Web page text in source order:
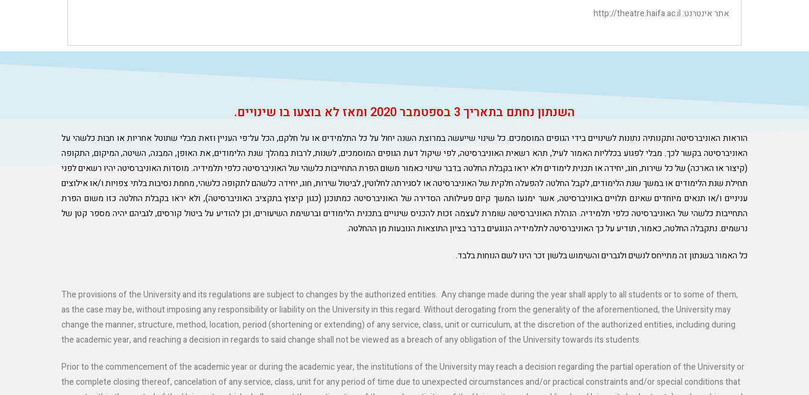
אתר אינטרנט: http://theatre.haifa.ac.il
השנתון נחתם בתאריך 3 בספטמבר 2020 ומאז לא בוצעו בו שינויים.
הוראות האוניברסיטה ותקנותיה נתונות לשינויים בידי הגופים המוסמכים. כל שינוי שייעשה במרוצת השנה יחול על כל התלמידים או על חלקם, הכל על־פי העניין וזאת מבלי שתוטל אחריות או חבות כלשהי על
האוניברסיטה בקשר לכך. מבלי לפגוע בכלליות האמור לעיל, תהא רשאית האוניברסיטה, לפי שיקול דעת הגופים המוסמכים, לשנות, לרבות במהלך שנת הלימודים, את האופן, המבנה, השיטה, המיקום, התקופה
(קיצור או הארכה) של כל שירות, חוג, יחידה או תכנית לימודים ולא יראו בקבלת החלטה בדבר שינוי כאמור משום הפרת התחייבות כלשהי של האוניברסיטה כלפי תלמידיה. מוסדות האוניברסיטה יהיו רשאים לפני
תחילת שנת הלימודים או במשך שנת הלימודים, לקבל החלטה להפעלה חלקית של האוניברסיטה או לסגירתה לחלוטין, לביטול שירות, חוג, יחידה כלשהם לתקופה כלשהי, מחמת נסיבות בלתי צפויות ו/או אילוצים
עניניים ו/או תנאים מיוחדים שאינם תלויים באוניברסיטה, אשר ימנעו המשך קיום פעילותה הסדירה של האוניברסיטה כמתוכנן (כגון קיצוץ בתקציב האוניברסיטה), ולא יראו בקבלת החלטה כזו משום הפרת
התחייבות כלשהי של האוניברסיטה כלפי תלמידיה. הנהלת האוניברסיטה שומרת לעצמה זכות להכניס שינויים בתכנית הלימודים וברשימת השיעורים, וכן להודיע על ביטול קורסים, לגביהם יהיה מספר קטן של
נרשמים. נתקבלה החלטה, כאמור, תודיע על כך האוניברסיטה לתלמידיה הנוגעים בדבר בציון התוצאות הנובעות מן ההחלטה.
כל האמור בשנתון זה מתייחס לנשים ולגברים והשימוש בלשון זכר הינו לשם הנוחות בלבד.
The provisions of the University and its regulations are subject to changes by the authorized entities. Any change made during the year shall apply to all students or to some of them,
as the case may be, without imposing any responsibility or liability on the University in this regard. Without derogating from the generality of the aforementioned, the University may
change the manner, structure, method, location, period (shortening or extending) of any service, class, unit or curriculum, at the discretion of the authorized entities, including during
the academic year, and reaching a decision in regards to said change shall not be viewed as a breach of any obligation of the University towards its students.
Prior to the commencement of the academic year or during the academic year, the institutions of the University may reach a decision regarding the partial operation of the University or
the complete closing thereof, cancelation of any service, class, unit for any period of time due to unexpected circumstances and/or practical constraints and/or special conditions that